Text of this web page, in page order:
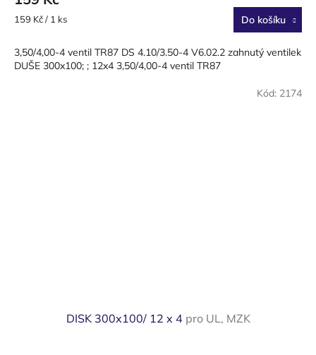
4,0
hvězdiček.
Měrná
159 Kč / 1 ks Do košíku
3,50/4,00-4 ventil TR87 DS 4.10/3.50-4 V6.02.2 zahnutý ventilek
DUŠE 300x100; ; 12x4 3,50/4,00-4 ventil TR87
DISK 300x100/ 12 x 4 pro UL, MZK
Kód: 2174